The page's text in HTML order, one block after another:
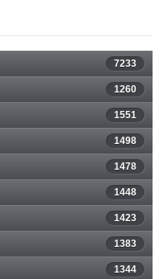
7233
1260
1551
1498
1478
1448
1423
1383
1344